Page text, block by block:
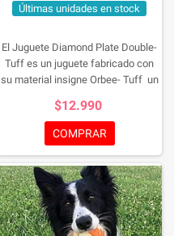
Últimas unidades en stock
El Juguete Diamond Plate Double-
Tuff es un juguete fabricado con
su material insigne Orbee- Tuff un
de mascar, suave y elástico,
infusionados con aceite natural de
menta lo que lo hace mas
atractivo, texturizado, ideal para
sesiones de juego interactivas su
forma asimétrica del Bouble-Tuff
hace que sus rebotes sean
impredecibles y divertidos
$12.990
COMPRAR